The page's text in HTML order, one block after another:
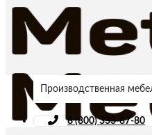
Производственная
8 (800) 333-87-80